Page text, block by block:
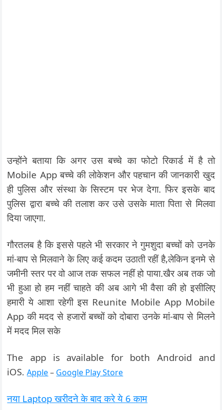
उन्होंने बताया कि अगर उस बच्चे का फोटो रिकार्ड में है तो
Mobile App बच्चे की लोकेशन और पहचान की जानकारी खुद
ही पुलिस और संस्था के सिस्टम पर भेज देगा. फिर इसके बाद
पुलिस द्वारा बच्चे की तलाश कर उसे उसके माता पिता से मिलवा
दिया जाएगा.
गौरतलब है कि इससे पहले भी सरकार ने गुमशुदा बच्चों को उनके
मां-बाप से मिलवाने के लिए कई कदम उठाती रहीं है,लेकिन इनमे से
जमीनी स्तर पर वो आज तक सफल नहीं हो पाया.खैर अब तक जो
भी हुआ हो हम नहीं चाहते की अब आगे भी वैसा की हो इसीलिए
हमारी ये आशा रहेगी इस Reunite Mobile App Mobile
App की मदद से हजारों बच्चों को दोबारा उनके मां-बाप से मिलने
में मदद मिल सके
The app is available for both Android and
iOS.Apple– Google Play Store
नया Laptop खरीदने के बाद करे ये 6 काम